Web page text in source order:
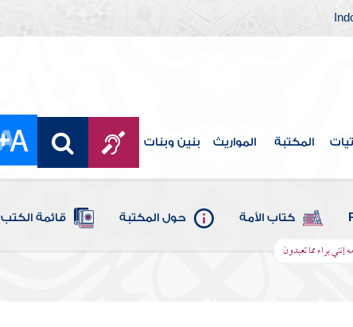
المكتبة المواريث بنين وبنات
كتاب الأمة حول المكتبة قائمة الكتب
براء مما تعبدون